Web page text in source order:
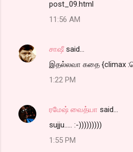
post_09.html
11:56 AM
சாஷீsaid…
இதல்லவா கதை {climax
1:22 PM
ரமேஷ் வைத்யா said…
sujju..... :-)))))))))
1:55 PM